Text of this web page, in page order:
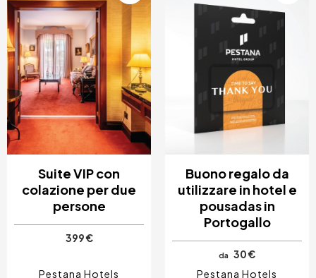
Suite VIP con
colazione per due
persone
399 €
Pestana Hotels
Buono regalo da
utilizzare in hotel e
pousadas in
Portogallo
da 30 €
Pestana Hotels